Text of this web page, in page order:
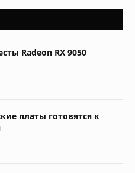
Radeon RX 9050
платы готовятся к